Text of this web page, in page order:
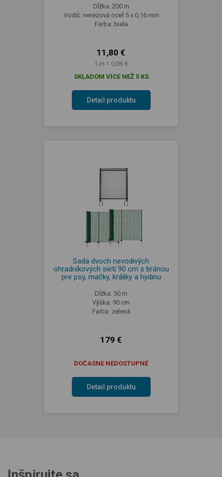
Dĺžka: 200 m
Vodič: nerezová oceľ 5 x 0,16 mm
Farba: biela
11,80 €
1 m = 0,06 €
SKLADOM VÍCE NEŽ 5 KS
Detail produktu
Sada dvoch nevodivých
ohradníkových sietí 90 cm s bránou
pre psy, mačky, králiky a hydinu
Dĺžka: 50 m
Výška: 90 cm
Farba: zelená
179 €
DOČASNE NEDOSTUPNÉ
Detail produktu